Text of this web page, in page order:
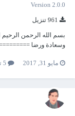
Version 2.0.0
بسم الله الرحمن الرحيم
وسعادة ورضا
العمر أو مدة
مايو 31, 2017